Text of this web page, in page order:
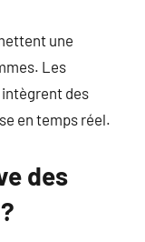
une
Les
des
en temps réel.
des